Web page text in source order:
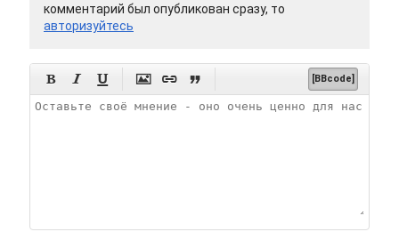
комментарий был опубликован сразу, то
авторизуйтесь
      [BBcode]